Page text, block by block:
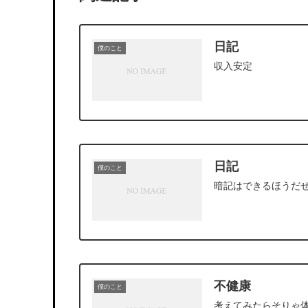
僕のこと 日記
収入安定
僕のこと 日記
暗記はできるほうだ
僕のこと 不健康
考えてみたらそりゃ